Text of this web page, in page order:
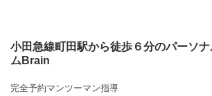
小田急線町田駅から徒歩６分のパーソ
ムBrain
完全予約マンツーマン指導